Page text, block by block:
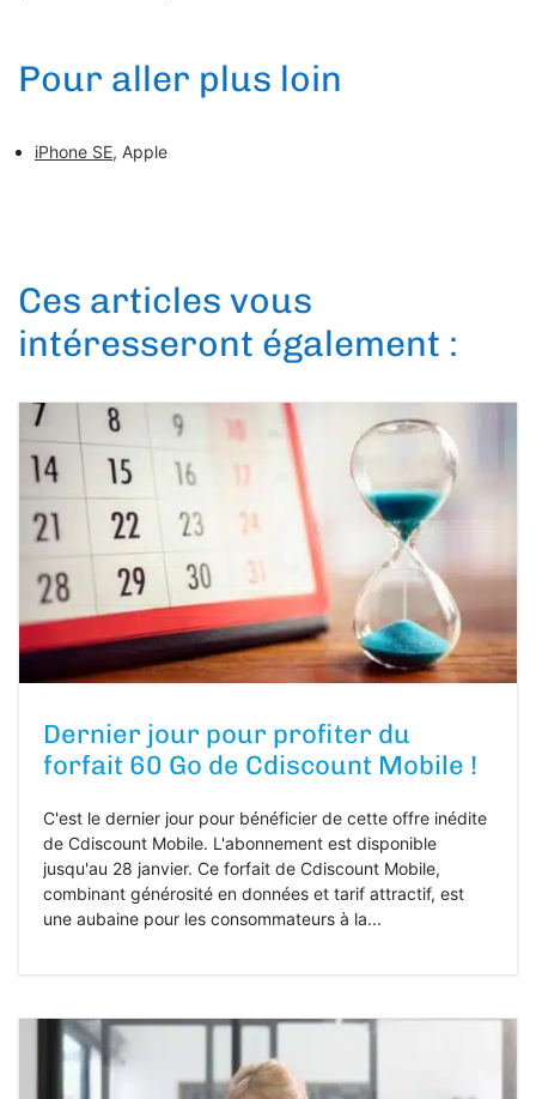
Pour aller plus loin
iPhone SE, Apple
Ces articles vous
intéresseront également :
Dernier jour pour profiter du
forfait 60 Go de Cdiscount Mobile !
C'est le dernier jour pour bénéficier de cette offre inédite
de Cdiscount Mobile. L'abonnement est disponible
jusqu'au 28 janvier. Ce forfait de Cdiscount Mobile,
combinant générosité en données et tarif attractif, est
une aubaine pour les consommateurs à la...